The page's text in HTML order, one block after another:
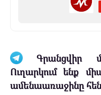
Ուղարկում ենք
ամենաառաջինը